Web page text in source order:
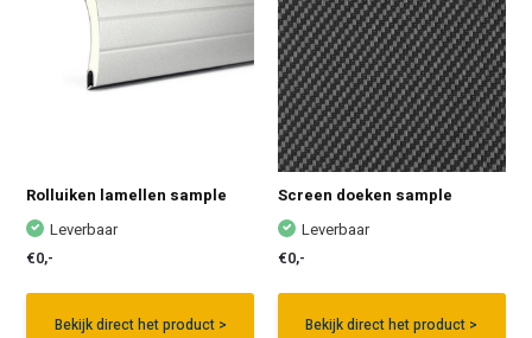
Rolluiken lamellen sample
Leverbaar
€0,-
Bekijk direct het product >
Screen doeken sample
Leverbaar
€0,-
Bekijk direct het product >